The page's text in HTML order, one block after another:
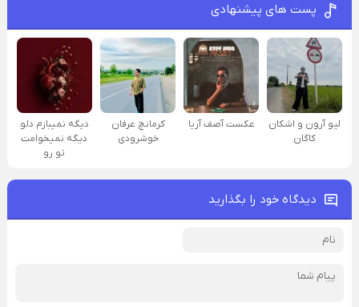
پست های پیشنهادی
لیو آرون و اشکان
کاگان
عکست آصف آریا
کرمانچ عرفان
خوشرودی
دیگه نمیبازم دلو
دیگه نمیخوامت
تو رو
دیدگاه خود را بگذارید